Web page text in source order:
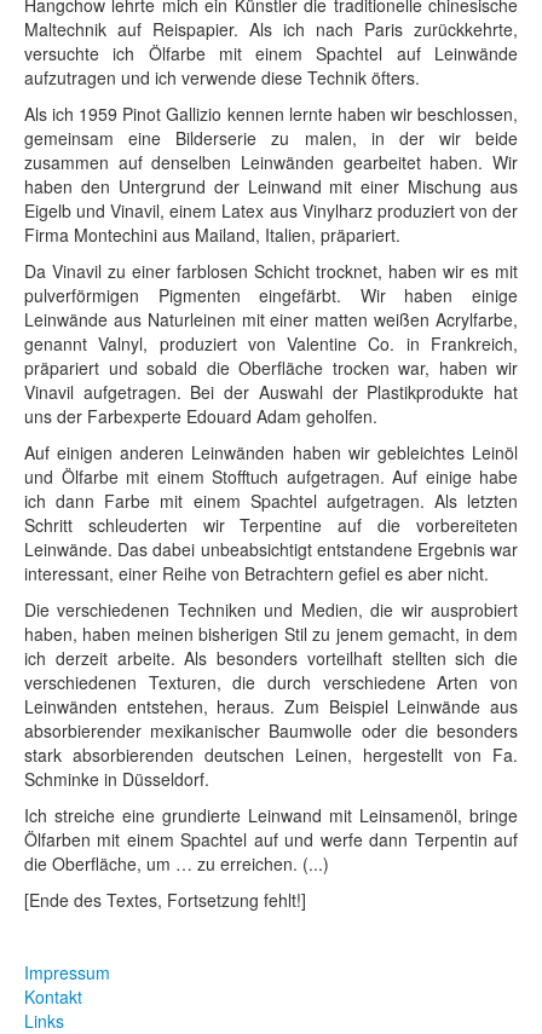
Hangchow lehrte mich ein Künstler die traditionelle chinesische
Maltechnik auf Reispapier. Als ich nach Paris zurückkehrte,
versuchte ich Ölfarbe mit einem Spachtel auf Leinwände
aufzutragen und ich verwende diese Technik öfters.
Als ich 1959 Pinot Gallizio kennen lernte haben wir beschlossen,
gemeinsam eine Bilderserie zu malen, in der wir beide
zusammen auf denselben Leinwänden gearbeitet haben. Wir
haben den Untergrund der Leinwand mit einer Mischung aus
Eigelb und Vinavil, einem Latex aus Vinylharz produziert von der
Firma Montechini aus Mailand, Italien, präpariert.
Da Vinavil zu einer farblosen Schicht trocknet, haben wir es mit
pulverförmigen Pigmenten eingefärbt. Wir haben einige
Leinwände aus Naturleinen mit einer matten weißen Acrylfarbe,
genannt Valnyl, produziert von Valentine Co. in Frankreich,
präpariert und sobald die Oberfläche trocken war, haben wir
Vinavil aufgetragen. Bei der Auswahl der Plastikprodukte hat
uns der Farbexperte Edouard Adam geholfen.
Auf einigen anderen Leinwänden haben wir gebleichtes Leinöl
und Ölfarbe mit einem Stofftuch aufgetragen. Auf einige habe
ich dann Farbe mit einem Spachtel aufgetragen. Als letzten
Schritt schleuderten wir Terpentine auf die vorbereiteten
Leinwände. Das dabei unbeabsichtigt entstandene Ergebnis war
interessant, einer Reihe von Betrachtern gefiel es aber nicht.
Die verschiedenen Techniken und Medien, die wir ausprobiert
haben, haben meinen bisherigen Stil zu jenem gemacht, in dem
ich derzeit arbeite. Als besonders vorteilhaft stellten sich die
verschiedenen Texturen, die durch verschiedene Arten von
Leinwänden entstehen, heraus. Zum Beispiel Leinwände aus
absorbierender mexikanischer Baumwolle oder die besonders
stark absorbierenden deutschen Leinen, hergestellt von Fa.
Schminke in Düsseldorf.
Ich streiche eine grundierte Leinwand mit Leinsamenöl, bringe
Ölfarben mit einem Spachtel auf und werfe dann Terpentin auf
die Oberfläche, um … zu erreichen. (...)
[Ende des Textes, Fortsetzung fehlt!]
Impressum
Kontakt
Links